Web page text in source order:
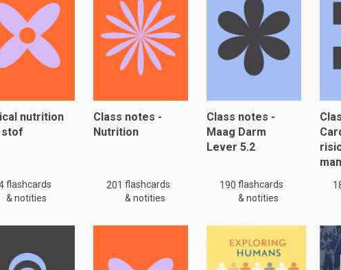
te lezen, klik hier:
nutrition
stof
flashcards
& notities
Class notes -
Nutrition
201 flashcards
& notities
Class notes -
Maag Darm
Lever 5.2
190 flashcards
& notities